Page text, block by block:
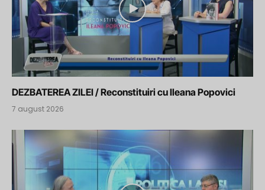
DEZBATEREA ZILEI / Reconstituiri cu Ileana Popovici
7 august 2026